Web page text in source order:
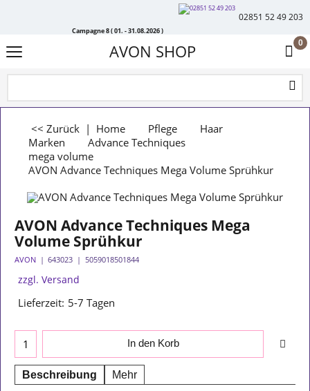
Campagne 8 ( 01. - 31.08.2026 )
02851 52 49 203
AVON SHOP 0
<< Zurück | Home Pflege
Haar
Marken
Advance Techniques
mega volume
AVON Advance Techniques Mega Volume Sprühkur
AVON Advance Techniques Mega
Volume Sprühkur
AVON 643023 5059018501844
zzgl. Versand
Lieferzeit: 5-7 Tagen
In den Korb
Beschreibung Mehr